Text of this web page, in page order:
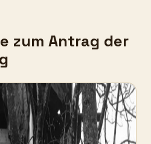
zum Antrag der